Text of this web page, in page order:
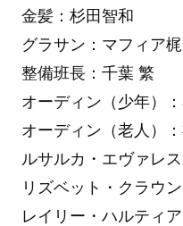
金髪：杉田智和
グラサン：マフィア
整備班長：千葉 繁
オーディン（少年）
オーディン（老人）
ルサルカ・エヴァレ
リズベット・クラウ
レイリー・ハルティ